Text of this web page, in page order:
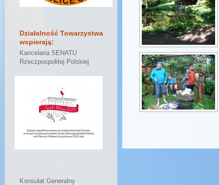
Działalność Towarzystwa
wspierają:
Kancelaria SENATU
Rzeczpospolitej Polskiej
Konsulat Generalny